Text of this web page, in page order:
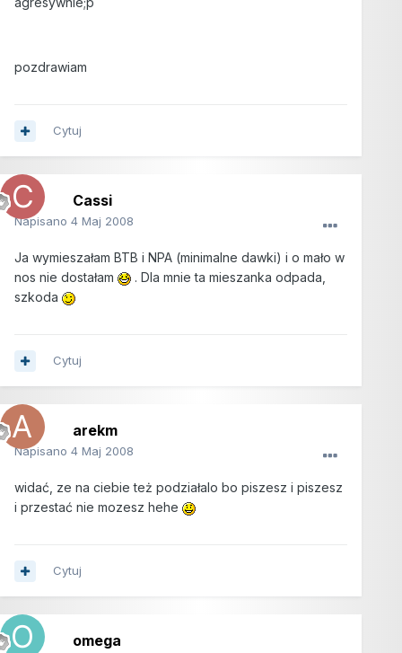
pozdrawiam
Cytuj
Cassi
Napisano 4 Maj 2008
Ja wymieszałam BTB i NPA (minimalne dawki) i o mało w
nos nie dostałam
. Dla mnie ta mieszanka odpada,
szkoda
Cytuj
arekm
Napisano 4 Maj 2008
widać, ze na ciebie też podziałalo bo piszesz i piszesz
i przestać nie mozesz hehe
Cytuj
omega